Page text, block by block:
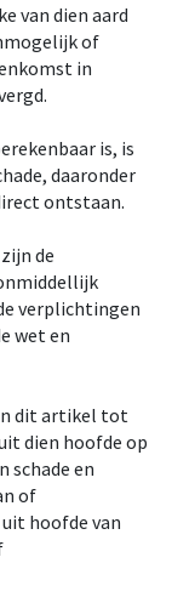
van dien aard
of
in
is, is
daaronder
ontstaan.
de
verplichtingen
wet en
dit artikel tot
dien hoofde op
schade en
of
hoofde van